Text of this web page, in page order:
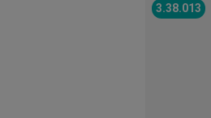
3.38.013